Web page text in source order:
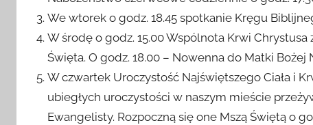
Nabożeństwo czerwcowe codziennie o godz. 17.30.
We wtorek o godz. 18.45 spotkanie Kręgu
W środę o godz. 15.00 Wspólnota Krwi Chrystusa
Święta. O godz. 18.00 – Nowenna do Matki Bożej
W czwartek Uroczystość Najświętszego Ciała i
ubiegłych uroczystości w naszym mieście